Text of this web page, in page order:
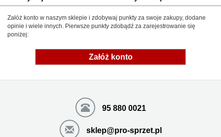
Załóż konto w naszym sklepie i zdobywaj punkty za swoje zakupy, dodane
opinie i wiele innych. Pierwsze punkty zdobądź za zarejestrowanie się
poniżej:
Załóż konto
95 880 0021
sklep@pro-sprzet.pl